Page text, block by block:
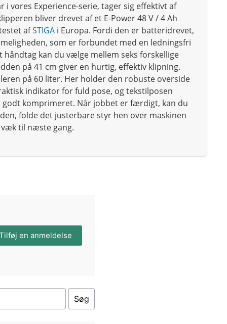
i vores Experience-serie, tager sig effektivt af
bliver drevet af et E-Power 48 V / 4 Ah
afSTIGA i Europa. Fordi den er batteridrevet,
som er forbundet med en ledningsfri
håndtag kan du vælge mellem seks forskellige
på 41 cm giver en hurtig, effektiv klipning.
på 60 liter. Her holder den robuste overside
indikator for fuld pose, og tekstilposen
komprimeret. Når jobbet er færdigt, kan du
folde det justerbare styr hen over maskinen
til næste gang.
en anmeldelse
Søg